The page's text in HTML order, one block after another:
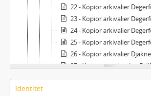
22 - Kopior arkivalier
23 - Kopior arkivalier
24 - Kopior arkivalier
25 - Kopior arkivalier
26 - Kopior arkivalier
27 - Kopior av arkivalier
28 - Kopior arkivalier
Identitet